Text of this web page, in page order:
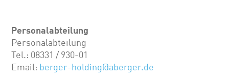
Personalabteilung
Personalabteilung
Tel.: 08331 / 930-01
Email: berger-holding@aberger.de